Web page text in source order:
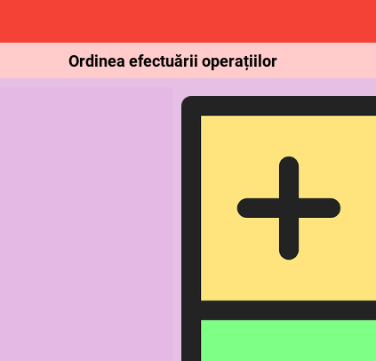
Ordinea efectuării operațiilor